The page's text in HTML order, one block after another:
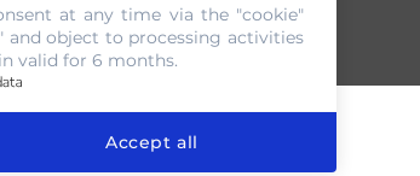
d’Ascq
at any time via the "cookie"
and object to processing activities
valid for 6 months.
Accept all